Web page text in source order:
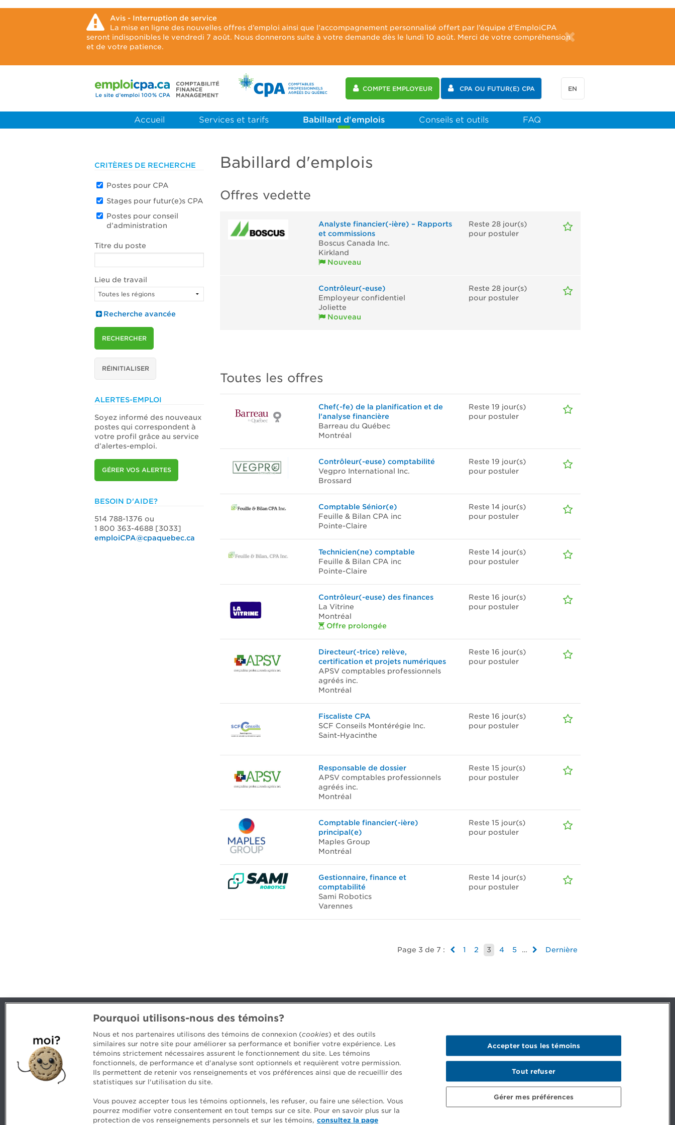
Avis - Interruption de service
La mise en ligne des nouvelles offres d’emploi ainsi que l’accompagnement personnalisé offert par l’équipe d’EmploiCPA
seront indisponibles le vendredi 7 août. Nous donnerons suite à votre demande dès le lundi 10 août. Merci de votre compréhension
et de votre patience.
COMPTE EMPLOYEUR CPA OU FUTUR(E) CPA EN
Accueil Services et tarifs Babillard d'emplois Conseils et outils FAQ
Babillard d'emplois
CRITÈRES DE RECHERCHE
Postes pour CPA
Stages pour futur(e)s CPA
Postes pour conseil
d’administration
Titre du poste
Lieu de travail
Recherche avancée
RECHERCHER
RÉINITIALISER
ALERTES-EMPLOI
Soyez informé des nouveaux
postes qui correspondent à
votre profil grâce au service
d’alertes-emploi.
GÉRER VOS ALERTES
BESOIN D'AIDE?
514 788-1376 ou
1 800 363-4688 [3033]
emploiCPA@cpaquebec.ca
Offres vedette
Analyste financier(-ière) – Rapports
et commissions
Boscus Canada Inc.
Kirkland
Nouveau
Reste 28 jour(s)
pour postuler
Contrôleur(-euse)
Employeur confidentiel
Joliette
Nouveau
Reste 28 jour(s)
pour postuler
Toutes les offres
Chef(-fe) de la planification et de
l'analyse financière
Barreau du Québec
Montréal
Reste 19 jour(s)
pour postuler
Contrôleur(-euse) comptabilité
Vegpro International Inc.
Brossard
Reste 19 jour(s)
pour postuler
Comptable Sénior(e)
Feuille & Bilan CPA inc
Pointe-Claire
Reste 14 jour(s)
pour postuler
Technicien(ne) comptable
Feuille & Bilan CPA inc
Pointe-Claire
Reste 14 jour(s)
pour postuler
Contrôleur(-euse) des finances
La Vitrine
Montréal
Offre prolongée
Reste 16 jour(s)
pour postuler
Directeur(-trice) relève,
certification et projets numériques
APSV comptables professionnels
agréés inc.
Montréal
Reste 16 jour(s)
pour postuler
Fiscaliste CPA
SCF Conseils Montérégie Inc.
Saint-Hyacinthe
Reste 16 jour(s)
pour postuler
Responsable de dossier
APSV comptables professionnels
agréés inc.
Montréal
Reste 15 jour(s)
pour postuler
Comptable financier(-ière)
principal(e)
Maples Group
Montréal
Reste 15 jour(s)
pour postuler
Gestionnaire, finance et
comptabilité
Sami Robotics
Varennes
Reste 14 jour(s)
pour postuler
Page 3 de 7 : 1 2 3 4 5 … Dernière
Nous joindre
514 788-1376 1 800 363-4688 [3033]
emploiCPA@cpaquebec.ca
5, Place Ville Marie, bureau 800, Montréal (Québec)H3B 2G2
www.cpaquebec.ca
Facebook – Devenir CPA
Instagram
LinkedIn - CPA
YouTube
Commentaires Sécurité et confidentialité Réalisation du site
Pourquoi utilisons-nous des témoins?
Nous et nos partenaires utilisons des témoins de connexion (cookies) et des outils
similaires sur notre site pour améliorer sa performance et bonifier votre expérience. Les
témoins strictement nécessaires assurent le fonctionnement du site. Les témoins
fonctionnels, de performance et d'analyse sont optionnels et requièrent votre permission.
Ils permettent de retenir vos renseignements et vos préférences ainsi que de recueillir des
statistiques sur l'utilisation du site.
Vous pouvez accepter tous les témoins optionnels, les refuser, ou faire une sélection. Vous
pourrez modifier votre consentement en tout temps sur ce site. Pour en savoir plus sur la
protection de vos renseignements personnels et sur les témoins, consultez la page
Gérer mes préférences
Tout refuser
Accepter tous les témoins